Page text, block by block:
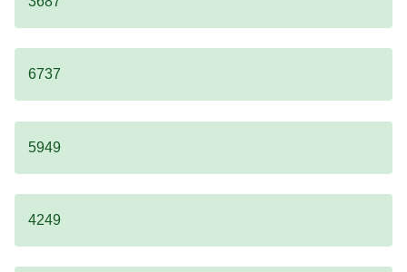
6737
5949
4249